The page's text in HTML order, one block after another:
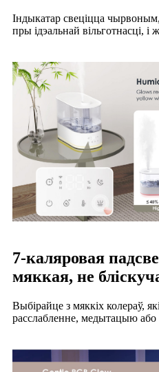
Індыкатар свеціцца
пры ідэальнай вільготнасці,
7-каляровая
мяккая, не
Выбірайце з мяккіх колераў,
расслабленне, медытацыю або